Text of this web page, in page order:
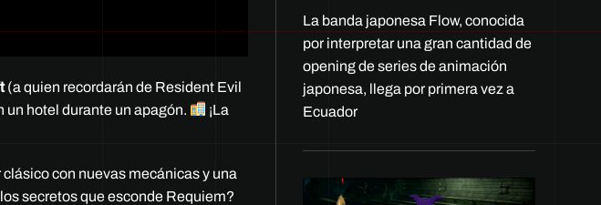
(a quien recordarán de Resident Evil
un hotel durante un apagón.
¡La
con nuevas mecánicas y una
secretos que esconde Requiem?
La banda japonesa Flow, conocida
por interpretar una gran cantidad de
opening de series de animación
japonesa, llega por primera vez a
Ecuador